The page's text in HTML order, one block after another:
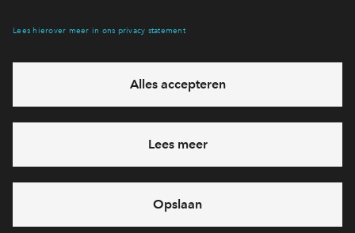
Interesse? Meld je dan snel aan